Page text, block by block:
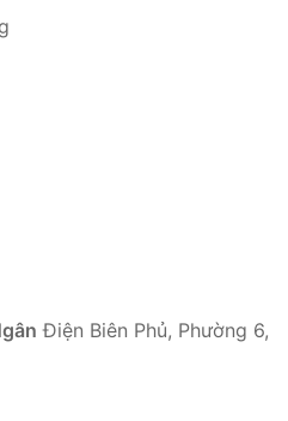
Điện Biên Phủ, Phường 6,